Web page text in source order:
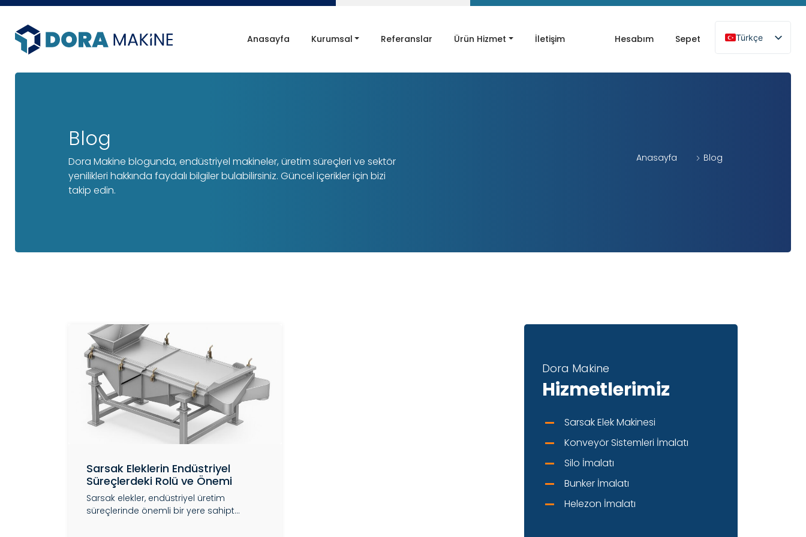
Anasayfa Kurumsal Referanslar Ürün Hizmet İletişim Hesabım Sepet Türkçe
Blog
Dora Makine blogunda, endüstriyel makineler, üretim süreçleri ve sektör
yenilikleri hakkında faydalı bilgiler bulabilirsiniz. Güncel içerikler için bizi
takip edin.
Anasayfa Blog
Sarsak Eleklerin Endüstriyel
Süreçlerdeki Rolü ve Önemi
Sarsak elekler, endüstriyel üretim
süreçlerinde önemli bir yere sahipt...
Dora Makine
Hizmetlerimiz
Sarsak Elek Makinesi
Konveyör Sistemleri İmalatı
Silo İmalatı
Bunker İmalatı
Helezon İmalatı